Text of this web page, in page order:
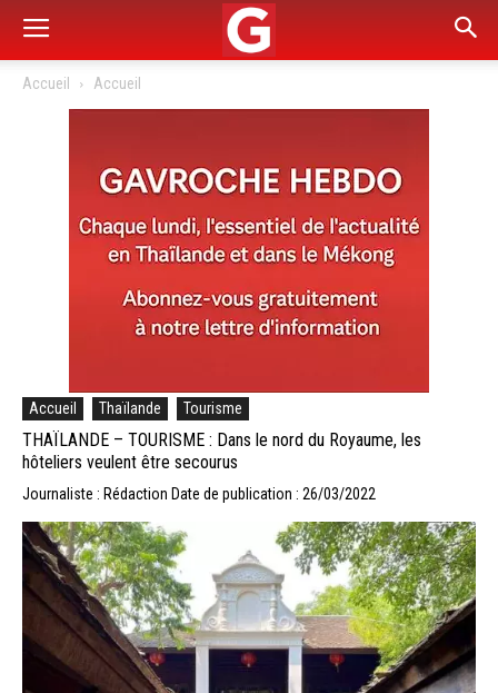
Accueil Accueil
Accueil Thaïlande Tourisme
THAÏLANDE – TOURISME : Dans le nord du Royaume, les
hôteliers veulent être secourus
Journaliste : Rédaction Date de publication : 26/03/2022